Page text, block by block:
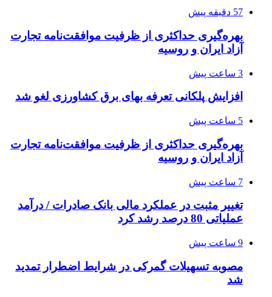
57 دقیقه پیش
بهره‌گیری حداکثری از ظرفیت موافقت‌نامه تجارت
آزاد ایران و روسیه
3 ساعت پیش
افزایش پلکانی تعرفه بهای برق کشاورزی لغو شد
5 ساعت پیش
بهره‌گیری حداکثری از ظرفیت موافقت‌نامه تجارت
آزاد ایران و روسیه
7 ساعت پیش
تغییر مثبت در عملکرد مالی بانک صادرات / درآمد
عملیاتی 80 درصد رشد کرد
9 ساعت پیش
مصوبه تسهیلات گمرکی در شرایط اضطرار تمدید
شد